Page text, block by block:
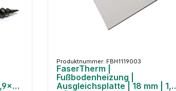
Produktnummer: FBH1119003
FaserTherm |
Fußbodenheizung |
Ausgleichsplatte | 18 mm | 1,5